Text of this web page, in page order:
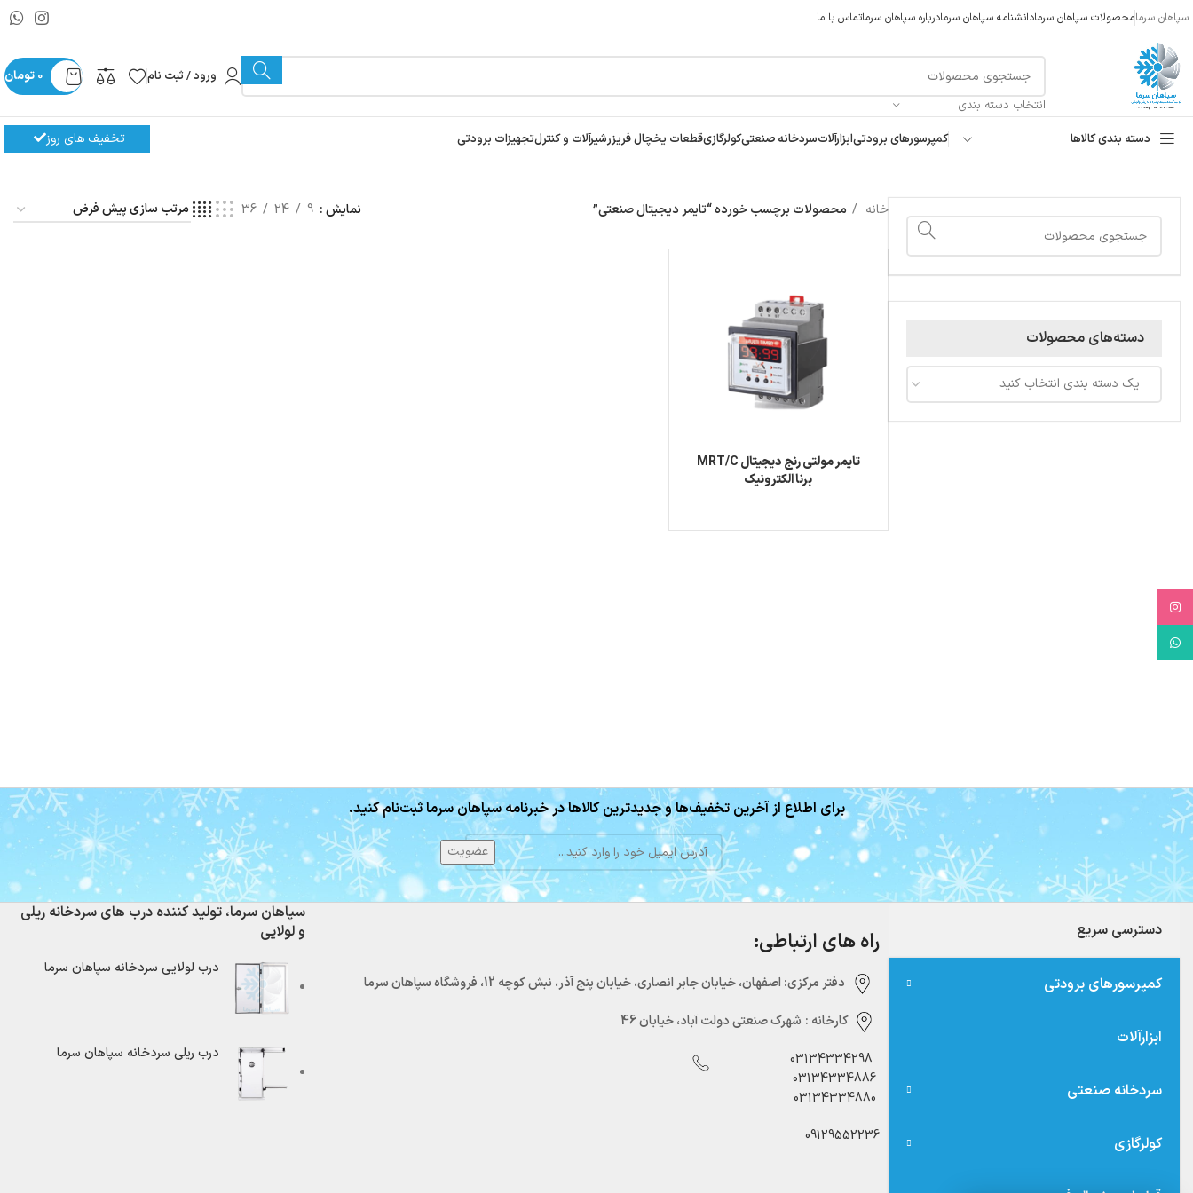
سپاهان سرمامحصولات سپاهان سرمادانشنامه سپاهان سرمادرباره سپاهان سرماتماس با ما
انتخاب دسته بندی
ورود / ثبت نام 0 تومان
دسته بندی کالاها کمپرسورهای برودتیابزارآلاتسردخانه صنعتیکولرگازیقطعات یخچال فریزرشیرآلات و کنترلتجهیزات برودتی تخفیف های روز
دسته‌های محصولات
یک دسته بندی انتخاب کنید
خانه محصولات برچسب خورده “تایمر دیجیتال صنعتی” نمایش 9
24
36
تایمر مولتی رنج دیجیتال MRT/C
برنا الکترونیک
برای اطلاع از آخرین تخفیف‌ها و جدیدترین کالاها در خبرنامه سپاهان سرما ثبت‌نام کنید.
دسترسی سریع
کمپرسورهای برودتی
ابزارآلات
سردخانه صنعتی
کولرگازی
راه های ارتباطی:
دفتر مرکزی:‌ اصفهان، خیابان جابر انصاری، خیابان پنج آذر، نبش کوچه 12، فروشگاه سپاهان سرما
کارخانه : شهرک صنعتی دولت آباد، خیابان 46
03134334298
03134334886
03134334880
09129552236
سپاهان سرما، تولید کننده درب های سردخانه ریلی
و لولایی
درب لولایی سردخانه سپاهان سرما
درب ریلی سردخانه سپاهان سرما